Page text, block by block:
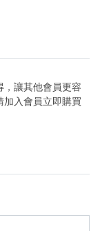
，讓其他會員更容
加入會員立即購買